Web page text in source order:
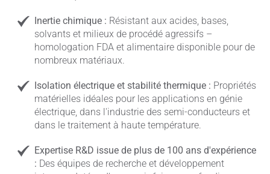
Inertie chimique : Résistant aux acides, bases,
solvants et milieux de procédé agressifs –
homologation FDA et alimentaire disponible pour de
nombreux matériaux.
Isolation électrique et stabilité thermique : Propriétés
matérielles idéales pour les applications en génie
électrique, dans l'industrie des semi-conducteurs et
dans le traitement à haute température.
Expertise R&D issue de plus de 100 ans d'expérience
: Des équipes de recherche et développement